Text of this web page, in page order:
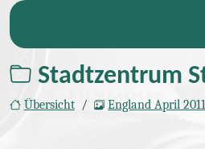
Stadtzentrum
Übersicht England April 2011